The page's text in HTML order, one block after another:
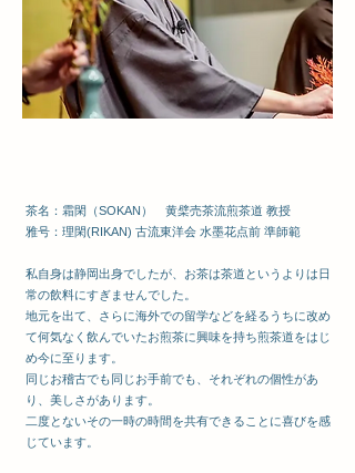
茶名：霜閑（SOKAN） 黄檗売茶流煎茶道 教授
雅号：理閑(RIKAN) 古流東洋会 水墨花点前 準師範
私自身は静岡出身でしたが、お茶は茶道というよりは日
常の飲料にすぎませんでした。
地元を出て、さらに海外での留学などを経るうちに改め
て何気なく飲んでいたお煎茶に興味を持ち煎茶道をはじ
め今に至ります。
同じお稽古でも同じお手前でも、それぞれの個性があ
り、美しさがあります。
二度とないその一時の時間を共有できることに喜びを感
じています。